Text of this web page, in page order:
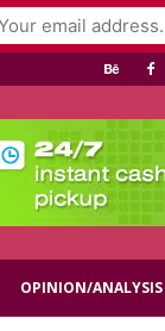
OPINION/ANALYSIS